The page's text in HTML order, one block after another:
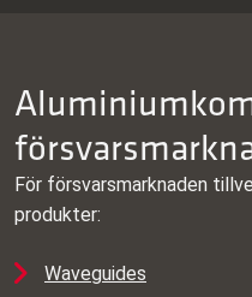
För försvarsmarknaden
produkter:
Waveguides